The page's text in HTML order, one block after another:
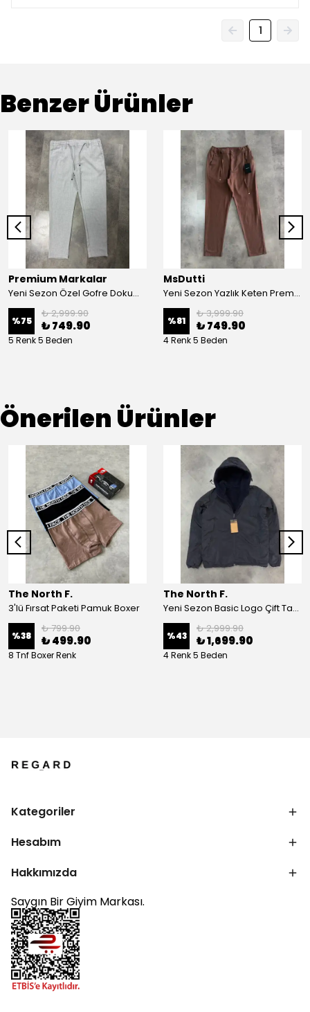
1
Benzer Ürünler
Premium Markalar
Yeni Sezon Özel Gofre Dokum Kumaş Pantalon
%75
₺ 2,999.90
₺ 749.90
5 Renk 5 Beden
MsDutti
Yeni Sezon Yazlık Keten Premium Pantolon
%81
₺ 3,999.90
₺ 749.90
4 Renk 5 Beden
Önerilen Ürünler
The North F.
3'lü Fırsat Paketi Pamuk Boxer
%38
₺ 799.90
₺ 499.90
8 Tnf Boxer Renk
The North F.
Yeni Sezon Basic Logo Çift Taraflı Peluş Ceket
%43
₺ 2,999.90
₺ 1,699.90
4 Renk 5 Beden
Kategoriler
Hesabım
Hakkımızda
Saygın Bir Giyim Markası.